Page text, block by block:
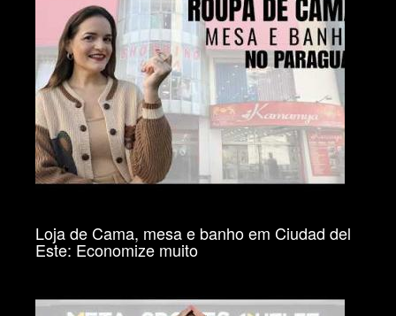
Loja de Cama, mesa e banho em Ciudad del
Este: Economize muito